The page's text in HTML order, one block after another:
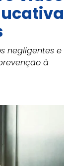
negligentes e
à